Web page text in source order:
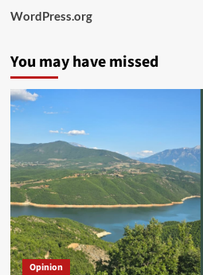
WordPress.org
You may have missed
Opinion